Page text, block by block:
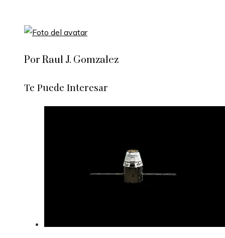
Por Raul J. Gomzalez
Te Puede Interesar